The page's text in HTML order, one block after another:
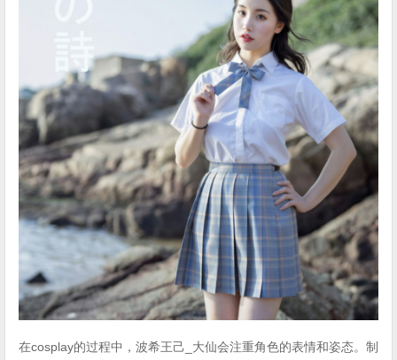
在cosplay的过程中，波希王己_大仙会注重角色的表情和姿态。制